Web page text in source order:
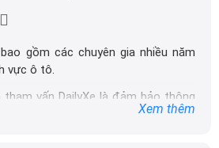
gồm các chuyên gia nhiều năm
vực ô tô.
tham vấn DailyXe là đảm bảo thông
tải trên dailyxe.com.vn, thường
Xem thêm